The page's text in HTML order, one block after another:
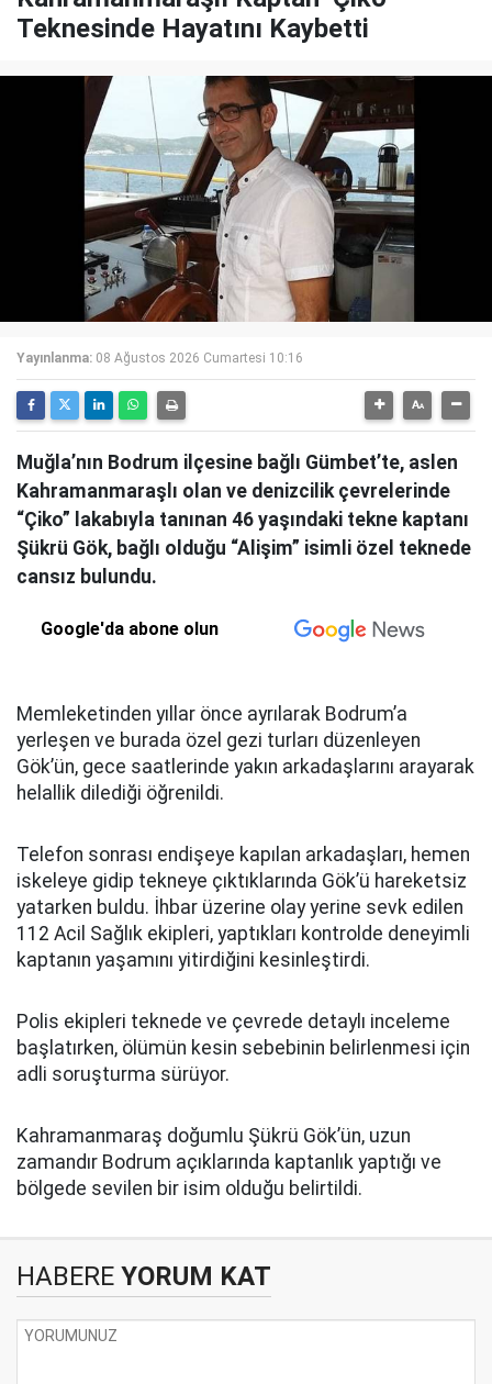
Teknesinde Hayatını Kaybetti
Yayınlanma: 08 Ağustos 2026 Cumartesi 10:16
Muğla’nın Bodrum ilçesine bağlı Gümbet’te, aslen
Kahramanmaraşlı olan ve denizcilik çevrelerinde
“Çiko” lakabıyla tanınan 46 yaşındaki tekne kaptanı
Şükrü Gök, bağlı olduğu “Alişim” isimli özel teknede
cansız bulundu.
Google'da abone olun
Memleketinden yıllar önce ayrılarak Bodrum’a
yerleşen ve burada özel gezi turları düzenleyen
Gök’ün, gece saatlerinde yakın arkadaşlarını arayarak
helallik dilediği öğrenildi.
Telefon sonrası endişeye kapılan arkadaşları, hemen
iskeleye gidip tekneye çıktıklarında Gök’ü hareketsiz
yatarken buldu. İhbar üzerine olay yerine sevk edilen
112 Acil Sağlık ekipleri, yaptıkları kontrolde deneyimli
kaptanın yaşamını yitirdiğini kesinleştirdi.
Polis ekipleri teknede ve çevrede detaylı inceleme
başlatırken, ölümün kesin sebebinin belirlenmesi için
adli soruşturma sürüyor.
Kahramanmaraş doğumlu Şükrü Gök’ün, uzun
zamandır Bodrum açıklarında kaptanlık yaptığı ve
bölgede sevilen bir isim olduğu belirtildi.
HABERE YORUM KAT